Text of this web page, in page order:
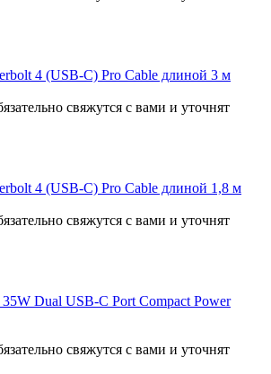
4 (USB‑C) Pro Cable длиной 3 м
свяжутся с вами и уточнят
4 (USB‑C) Pro Cable длиной 1,8 м
свяжутся с вами и уточнят
Dual USB-C Port Compact Power
свяжутся с вами и уточнят